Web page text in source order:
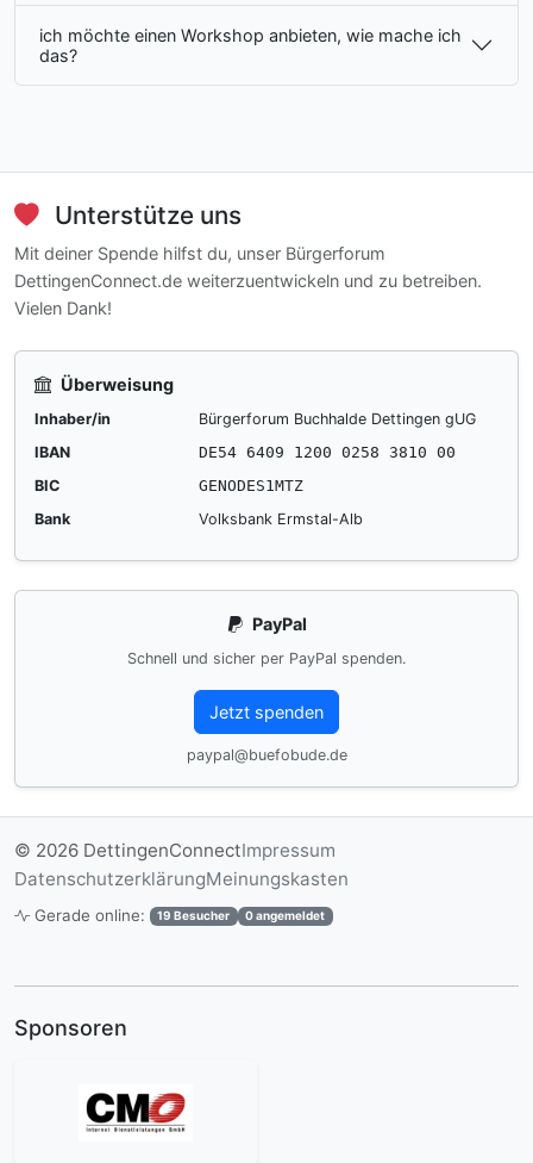
ich möchte einen Workshop anbieten, wie mache ich
das?
Unterstütze uns
Mit deiner Spende hilfst du, unser Bürgerforum
DettingenConnect.de weiterzuentwickeln und zu betreiben.
Vielen Dank!
Überweisung
Inhaber/in
Bürgerforum Buchhalde Dettingen gUG
IBAN
DE54 6409 1200 0258 3810 00
BIC
GENODES1MTZ
Bank
Volksbank Ermstal-Alb
PayPal
Schnell und sicher per PayPal spenden.
Jetzt spenden
paypal@buefobude.de
© 2026 DettingenConnectImpressum
DatenschutzerklärungMeinungskasten
Gerade online: 19 Besucher 0 angemeldet
Sponsoren